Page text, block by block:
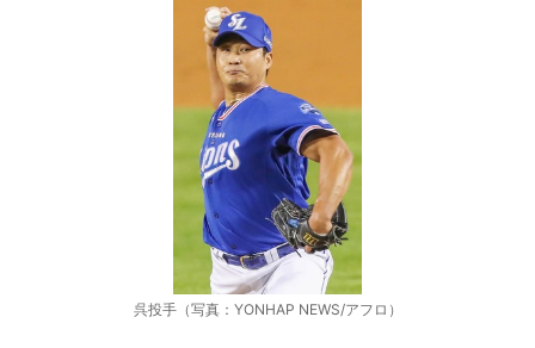
呉投手（写真：YONHAP NEWS/アフロ）